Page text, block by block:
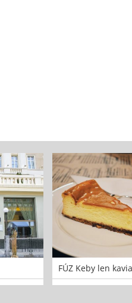
FÚZ Keby len